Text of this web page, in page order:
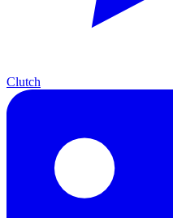
Clutch